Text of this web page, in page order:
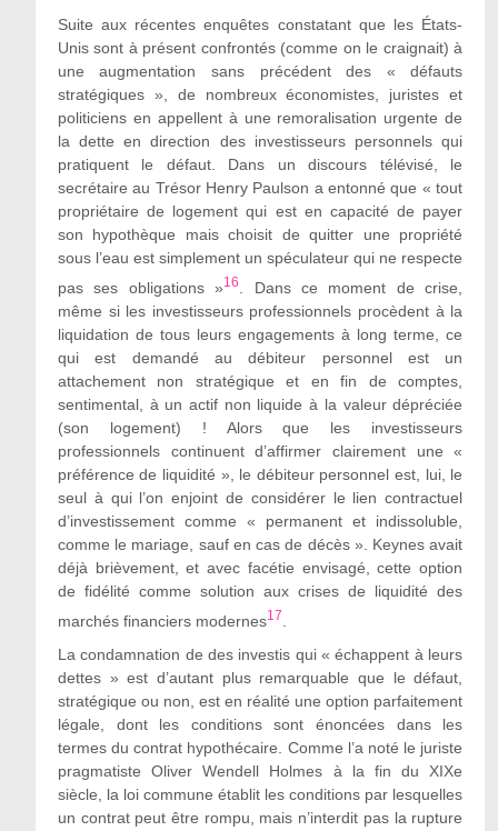
Suite aux récentes enquêtes constatant que les États-
Unis sont à présent confrontés (comme on le craignait)à
uneaugmentation sans précédent des « défauts
stratégiques », de nombreux économistes, juristes et
politiciens en appellent à une remoralisation urgente de
la dette en direction des investisseurs personnels qui
pratiquent le défaut. Dans un discours télévisé, le
secrétaire au Trésor Henry Paulson a entonné que « tout
propriétaire de logement qui est en capacité de payer
son hypothèque mais choisit de quitter une propriété
sous l’eau est simplement un spéculateur qui ne respecte
pas ses obligations»16
. Dans ce moment de crise,
même si les investisseurs professionnels procèdent à la
liquidation de tous leurs engagements à long terme, ce
qui est demandé au débiteur personnel est un
attachement non stratégique et en fin de comptes,
sentimental, à un actif non liquide à la valeur dépréciée
(son logement) ! Alors que les investisseurs
professionnels continuent d’affirmer clairement une «
préférence de liquidité », le débiteur personnel est , lui, le
seul à qui l’on enjoint de considérer le liencontractuel
d’investissement comme« permanent et indissoluble,
comme le mariage, sauf en cas de décès ». Keynes avait
déjà brièvement, et avec facétie envisagé, cette option
de fidélité comme solution aux crises de liquidité des
marchés financiers modernes17
La condamnation de des investis qui « échappent à leurs
dettes» est d’autant plus remarquable que le défaut,
stratégique ou non, est en réalité une option parfaitement
légale, dont les conditions sont énoncées dans les
termes du contrat hypothécaire. Comme l’a noté le juriste
pragmatiste Oliver Wendell Holmes à la fin du XIXe
siècle, la loi communeétablit les conditions par lesquelles
un contrat peut être rompu, mais n’interdit pas la rupture